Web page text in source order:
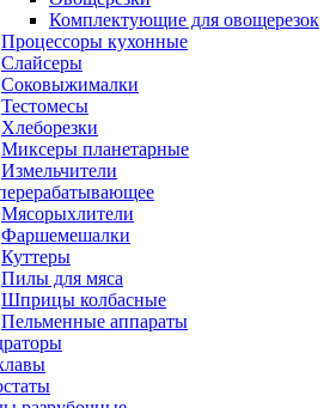
Комплектующие для овощерезок
Процессоры кухонные
Слайсеры
Соковыжималки
Тестомесы
Хлеборезки
Миксеры планетарные
Измельчители
Мясорыхлители
Фаршемешалки
Куттеры
Пилы для мяса
Шприцы колбасные
Пельменные аппараты